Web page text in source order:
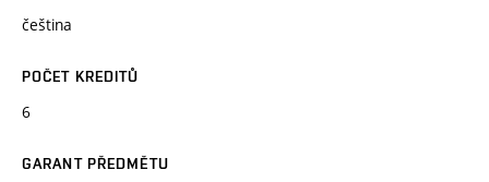
čeština
POČET KREDITŮ
6
GARANT PŘEDMĚTU